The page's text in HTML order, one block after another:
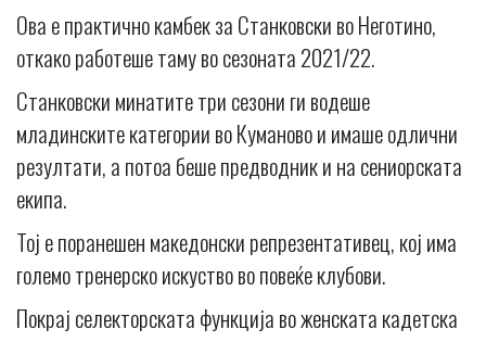
Ова е практично камбек за Станковски во Неготино,
откако работеше таму во сезоната 2021/22.
Станковски минатите три сезони ги водеше
младинските категории во Куманово и имаше одлични
резултати, а потоа беше предводник и на сениорската
екипа.
Тој е поранешен македонски репрезентативец, кој има
големо тренерско искуство во повеќе клубови.
Покрај селекторската функција во женската кадетска